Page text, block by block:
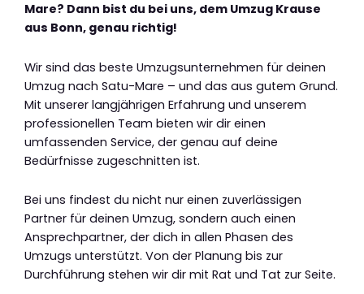
Mare? Dann bist du bei uns, dem Umzug Krause
aus Bonn, genau richtig!
Wir sind das beste Umzugsunternehmen für deinen
Umzug nach Satu-Mare – und das aus gutem Grund.
Mit unserer langjährigen Erfahrung und unserem
professionellen Team bieten wir dir einen
umfassenden Service, der genau auf deine
Bedürfnisse zugeschnitten ist.
Bei uns findest du nicht nur einen zuverlässigen
Partner für deinen Umzug, sondern auch einen
Ansprechpartner, der dich in allen Phasen des
Umzugs unterstützt. Von der Planung bis zur
Durchführung stehen wir dir mit Rat und Tat zur Seite.